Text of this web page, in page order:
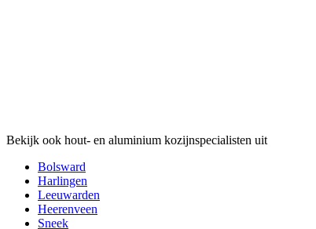
Bekijk ook hout- en aluminium kozijnspecialisten uit
Bolsward
Harlingen
Leeuwarden
Heerenveen
Sneek